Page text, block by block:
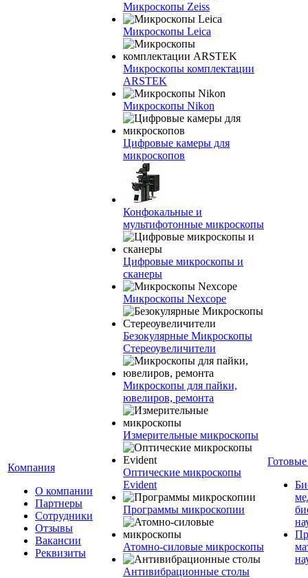
Компания
О компании
Партнеры
Сотрудники
Отзывы
Вакансии
Реквизиты
Микроскопы Zeiss
Микроскопы Leica
Микроскопы комплектации
ARSTEK
Микроскопы Nikon
Цифровые камеры для
микроскопов
Конфокальные и
мультифотонные микроскопы
Цифровые микроскопы и
сканеры
Микроскопы Nexcope
Безокулярные Микроскопы
Стереоувеличители
Микроскопы для пайки,
ювелиров, ремонта
Измерительные микроскопы
Оптические микроскопы
Evident
Программы микроскопии
Атомно-силовые микроскопы
Антивибрационные столы